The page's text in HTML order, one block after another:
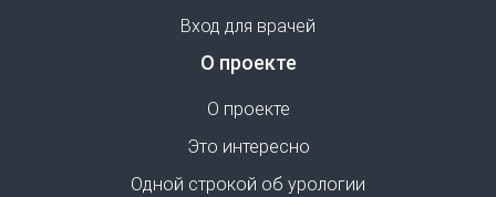
Вход для врачей
О проекте
О проекте
Это интересно
Одной строкой об урологии